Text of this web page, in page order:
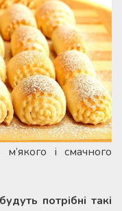
і смачного
потрібні такі